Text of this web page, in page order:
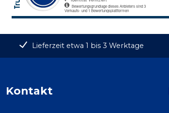
Lieferzeit etwa 1 bis 3 Werktage
Kontakt